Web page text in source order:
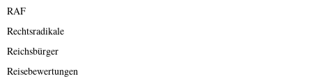
RAF
Rechtsradikale
Reichsbürger
Reisebewertungen